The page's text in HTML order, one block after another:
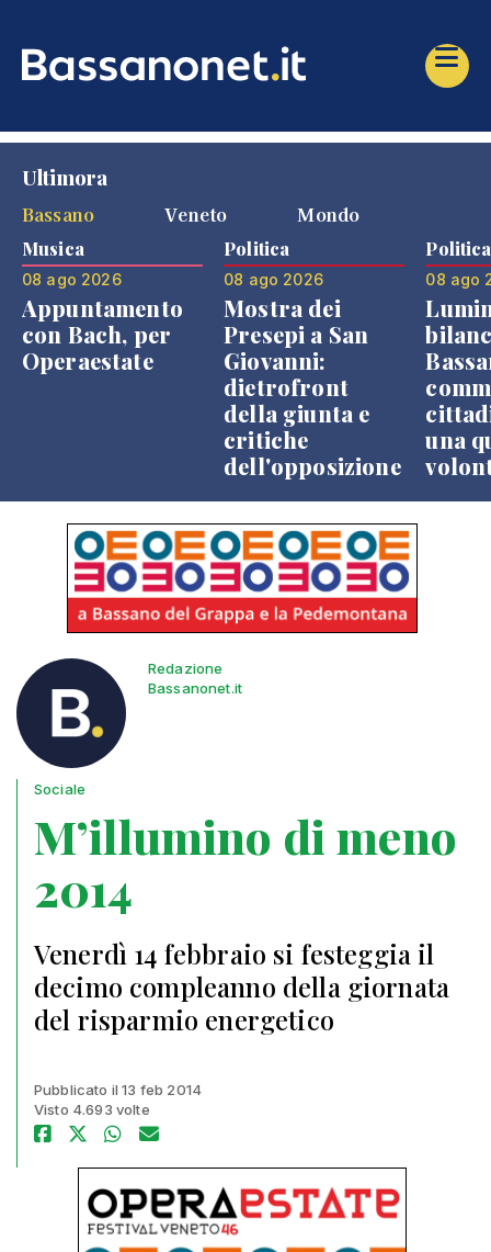
Ultimora
Bassano
Veneto Mondo
Musica
08 ago 2026
Appuntamento
con Bach, per
Operaestate
Politica
08 ago 2026
Mostra dei
Presepi a San
Giovanni:
dietrofront
della giunta e
critiche
dell'opposizione
Politica
08 ago
una
Redazione
Bassanonet.it
Sociale
M’illumino di meno
2014
Venerdì 14 febbraio si festeggia il
decimo compleanno della giornata
del risparmio energetico
Pubblicato il 13 feb 2014
Visto 4.693 volte